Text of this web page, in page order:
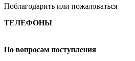
Поблагодарить или пожаловаться
ТЕЛЕФОНЫ
По вопросам поступления